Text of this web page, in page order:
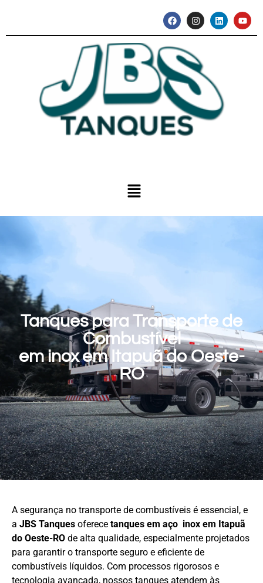
Tanques para Transporte de
Combustível
em inox em Itapuã do Oeste-
RO
A segurança no transporte de combustíveis é essencial, e
a JBS Tanques oferece tanques em aço inox em Itapuã
do Oeste-RO de alta qualidade, especialmente projetados
para garantir o transporte seguro e eficiente de
combustíveis líquidos. Com processos rigorosos e
tecnologia avançada, nossos tanques atendem às